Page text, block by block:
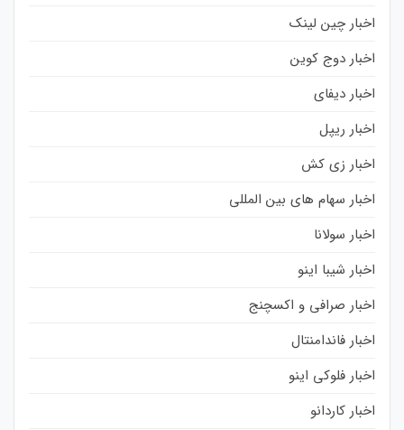
اخبار چین لینک
اخبار دوج کوین
اخبار دیفای
اخبار ریپل
اخبار زی کش
اخبار سهام های بین المللی
اخبار سولانا
اخبار شیبا اینو
اخبار صرافی و اکسچنج
اخبار فاندامنتال
اخبار فلوکی اینو
اخبار کاردانو